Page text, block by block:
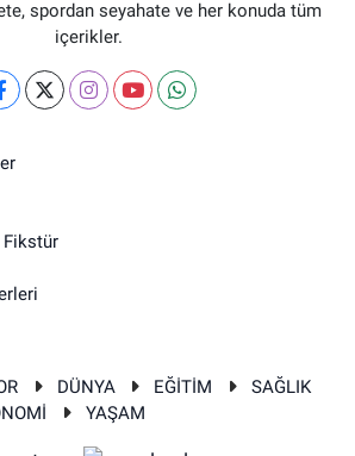
spordan seyahate ve her konuda tüm
içerikler.
Fikstür
DÜNYA EĞİTİM
SAĞLIK
YAŞAM